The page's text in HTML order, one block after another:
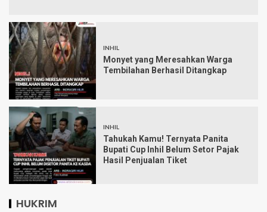
INHIL
Monyet yang Meresahkan Warga
Tembilahan Berhasil Ditangkap
INHIL
Tahukah Kamu! Ternyata Panita
Bupati Cup Inhil Belum Setor Pajak
Hasil Penjualan Tiket
HUKRIM